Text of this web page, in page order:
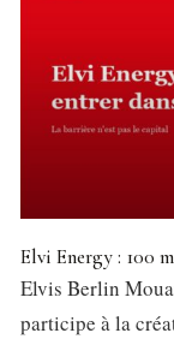
Elvi Energy : 100
Elvis Berlin
participe à la